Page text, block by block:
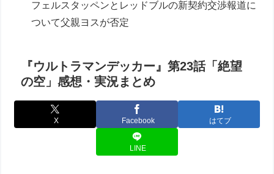
フェルスタッペンとレッドブルの新契約交渉報道に
ついて父親ヨスが否定
『ウルトラマンデッカー』第23話「絶望
の空」感想・実況まとめ
X Facebook はてブ
LINE